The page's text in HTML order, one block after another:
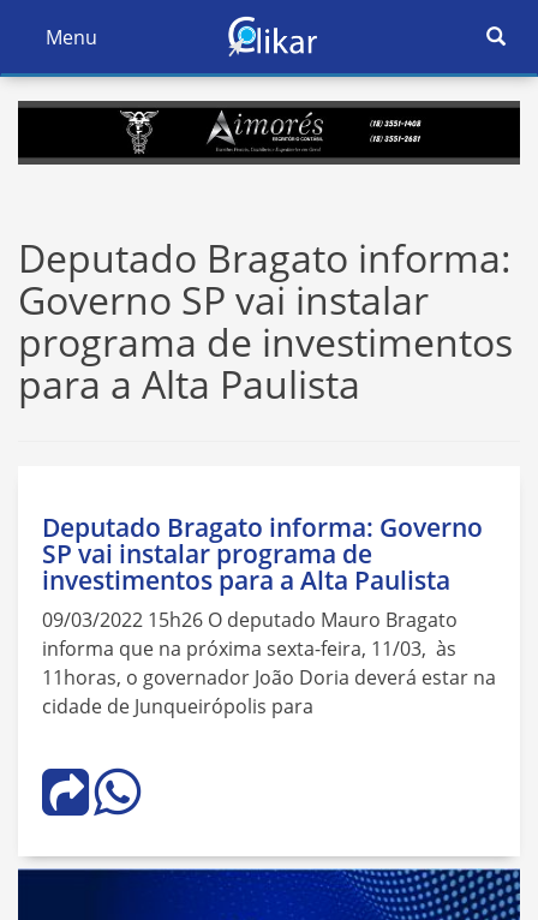
Ativar
Navegação
Menu
Ativar
Deputado Bragato informa:
Governo SP vai instalar
programa de investimentos
para a Alta Paulista
Deputado Bragato informa: Governo
SP vai instalar programa de
investimentos para a Alta Paulista
09/03/2022 15h26 O deputado Mauro Bragato
informa que na próxima sexta-feira, 11/03, às
11horas, o governador João Doria deverá estar na
cidade de Junqueirópolis para